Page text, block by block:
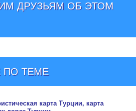
ДРУЗЬЯМ ОБ ЭТОМ
ПО ТЕМЕ
карта Турции, карта